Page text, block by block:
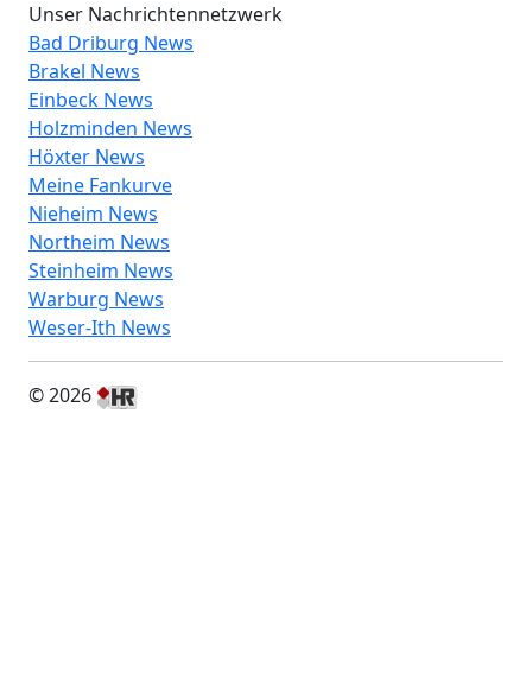
Unser Nachrichtennetzwerk
Bad Driburg News
Brakel News
Einbeck News
Holzminden News
Höxter News
Meine Fankurve
Nieheim News
Northeim News
Steinheim News
Warburg News
Weser-Ith News
© 2026